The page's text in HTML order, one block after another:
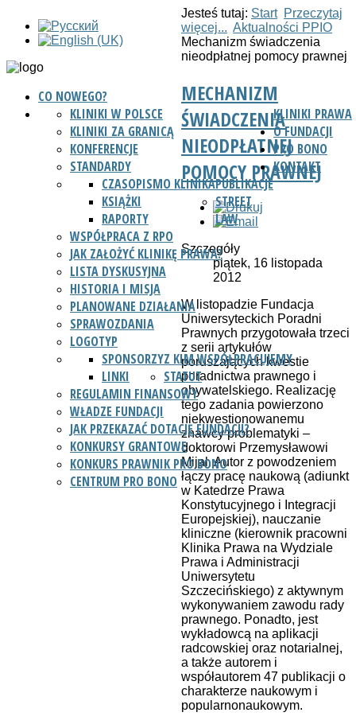
CO NOWEGO?
KLINIKI PRAWA
KLINIKI W POLSCE
KLINIKI ZA GRANICĄ
KONFERENCJE
STANDARDY
PUBLIKACJE
CZASOPISMO KLINIKA
KSIĄŻKI
RAPORTY
STREET
LAW
WSPÓŁPRACA Z RPO
JAK ZAŁOŻYĆ KLINIKĘ PRAWA?
LISTA DYSKUSYJNA
O FUNDACJI
HISTORIA I MISJA
PLANOWANE DZIAŁANIA
SPRAWOZDANIA
LOGOTYP
Z KIM WSPÓŁPRACUJEMY
SPONSORZY
LINKI
STATUT
REGULAMIN FINANSOWY
WŁADZE FUNDACJI
JAK PRZEKAZAĆ DOTACJĘ FUNDACJI?
KONKURSY GRANTOWE
PRO BONO
KONKURS PRAWNIK PRO BONO
CENTRUM PRO BONO
KONTAKT
Jesteś tutaj: Start Przeczytaj
więcej... Aktualności PPIO
Mechanizm świadczenia
nieodpłatnej pomocy prawnej
MECHANIZM
ŚWIADCZENIA
NIEODPŁATNEJ
POMOCY PRAWNEJ
Szczegóły
piątek, 16 listopada
2012
W listopadzie Fundacja
Uniwersyteckich Poradni
Prawnych przygotowała trzeci
z serii artykułów
poruszających kwestie
poradnictwa prawnego i
obywatelskiego. Realizację
tego zadania powierzono
niekwestionowanemu
znawcy problematyki –
doktorowi Przemysławowi
Mijal. Autor z powodzeniem
łączy pracę naukową (adiunkt
w Katedrze Prawa
Konstytucyjnego i Integracji
Europejskiej), nauczanie
kliniczne (kierownik pracowni
Klinika Prawa na Wydziale
Prawa i Administracji
Uniwersytetu
Szczecińskiego) z aktywnym
wykonywaniem zawodu rady
prawnego. Ponadto, jest
wykładowcą na aplikacji
radcowskiej oraz notarialnej,
a także autorem i
współautorem 47 publikacji o
charakterze naukowym i
popularnonaukowym.